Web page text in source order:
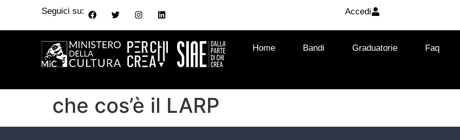
Seguici su: Accedi
Home Bandi Graduatorie Faq
che cos’è il LARP